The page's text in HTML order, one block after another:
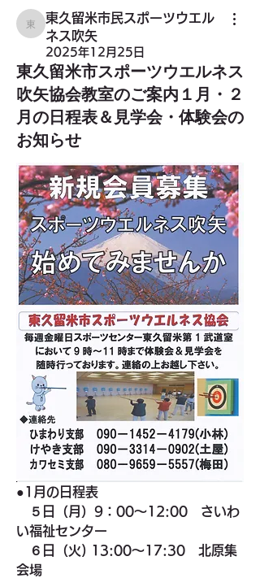
東久留米市民スポーツウエルネス吹矢
東久留米市民スポーツウエル
ネス吹矢
2025年12月25日
東久留米市スポーツウエルネス
吹矢協会教室のご案内１月・２
月の日程表＆見学会・体験会の
お知らせ
●1月の日程表
５日（月）9：00～12:00　さいわ
い福祉センター
６日（火) 13:00～17:30　北原集
会場